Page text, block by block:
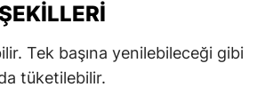
Tek başına yenilebileceği gibi
tüketilebilir.